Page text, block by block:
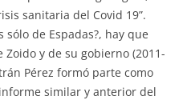
sanitaria del Covid 19”.
sólo de Espadas?, hay que
y de su gobierno (2011-
Pérez formó parte como
similar y anterior del